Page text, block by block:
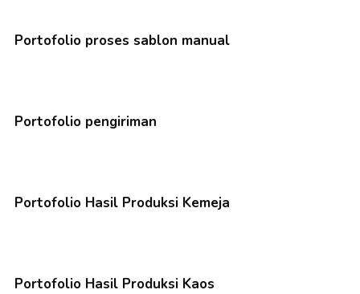
Portofolio proses sablon manual
Portofolio pengiriman
Portofolio Hasil Produksi Kemeja
Portofolio Hasil Produksi Kaos